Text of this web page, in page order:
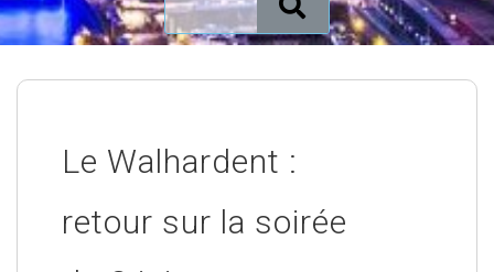
Le Walhardent :
retour sur la soirée